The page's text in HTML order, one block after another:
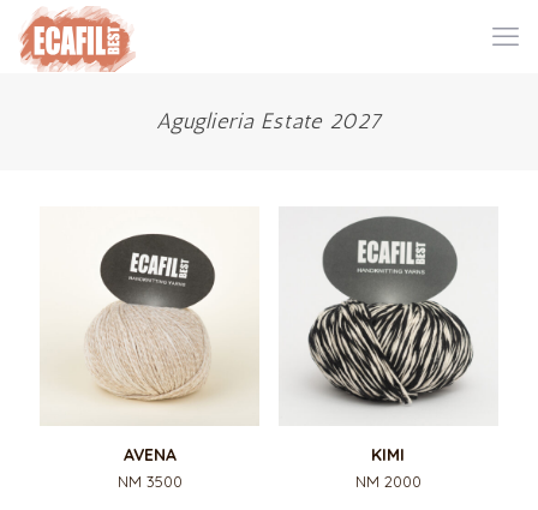
Aguglieria Estate 2027
AVENA
NM 3500
KIMI
NM 2000